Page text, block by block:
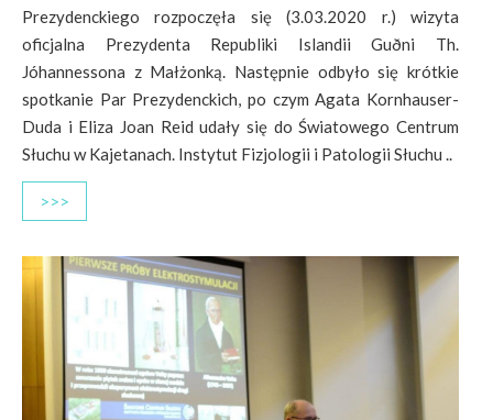
Prezydenckiego rozpoczęła się (3.03.2020 r.) wizyta
oficjalna Prezydenta Republiki Islandii Guðni Th.
Jóhannessona z Małżonką. Następnie odbyło się krótkie
spotkanie Par Prezydenckich, po czym Agata Kornhauser-
Duda i Eliza Joan Reid udały się do Światowego Centrum
Słuchu w Kajetanach. Instytut Fizjologii i Patologii Słuchu ..
>>>